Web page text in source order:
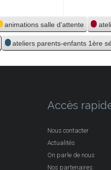
animations salle d'attente
ateliers parents-enfants 1ère
Accès
Nous contacter
Actualités
On parle de nous
Nos partenaires